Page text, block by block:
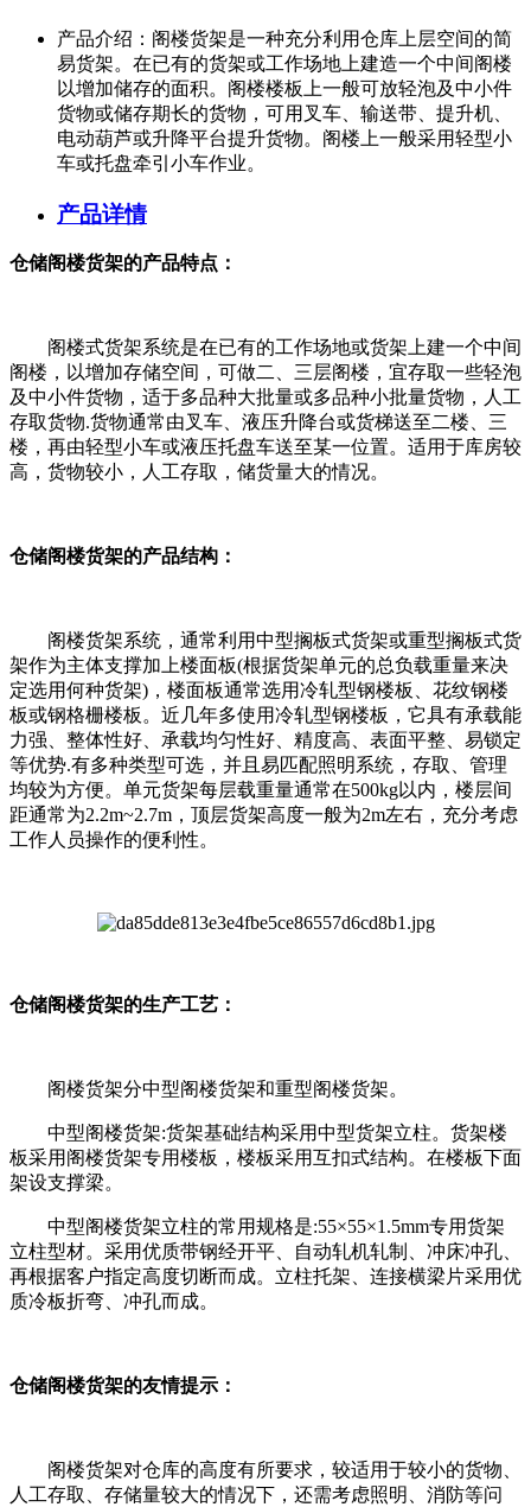
产品介绍： 阁楼货架是一种充分利用仓库上层空间的简
易货架。在已有的货架或工作场地上建造一个中间阁楼
以增加储存的面积。阁楼楼板上一般可放轻泡及中小件
货物或储存期长的货物，可用叉车、输送带、提升机、
电动葫芦或升降平台提升货物。阁楼上一般采用轻型小
车或托盘牵引小车作业。
产品详情
仓储阁楼货架的产品特点：
阁楼式货架系统是在已有的工作场地或货架上建一个中间
阁楼，以增加存储空间，可做二、三层阁楼，宜存取一些轻泡
及中小件货物，适于多品种大批量或多品种小批量货物，人工
存取货物.货物通常由叉车、液压升降台或货梯送至二楼、三
楼，再由轻型小车或液压托盘车送至某一位置。适用于库房较
高，货物较小，人工存取，储货量大的情况。
仓储阁楼货架的产品结构：
阁楼货架系统，通常利用中型搁板式货架或重型搁板式货
架作为主体支撑加上楼面板(根据货架单元的总负载重量来决
定选用何种货架)，楼面板通常选用冷轧型钢楼板、花纹钢楼
板或钢格栅楼板。近几年多使用冷轧型钢楼板，它具有承载能
力强、整体性好、承载均匀性好、精度高、表面平整、易锁定
等优势.有多种类型可选，并且易匹配照明系统，存取、管理
均较为方便。单元货架每层载重量通常在500kg以内，楼层间
距通常为2.2m~2.7m，顶层货架高度一般为2m左右，充分考虑
工作人员操作的便利性。
仓储阁楼货架的生产工艺：
阁楼货架分中型阁楼货架和重型阁楼货架。
中型阁楼货架:货架基础结构采用中型货架立柱。货架楼
板采用阁楼货架专用楼板，楼板采用互扣式结构。在楼板下面
架设支撑梁。
中型阁楼货架立柱的常用规格是:55×55×1.5mm专用货架
立柱型材。采用优质带钢经开平、自动轧机轧制、冲床冲孔、
再根据客户指定高度切断而成。立柱托架、连接横梁片采用优
质冷板折弯、冲孔而成。
仓储阁楼货架的友情提示：
阁楼货架对仓库的高度有所要求，较适用于较小的货物、
人工存取、存储量较大的情况下，还需考虑照明、消防等问